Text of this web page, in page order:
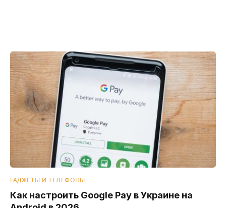
ГАДЖЕТЫ И ТЕЛЕФОНЫ
Как настроить Google Pay в Украине на